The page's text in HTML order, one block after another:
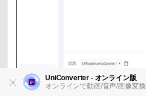
UniConverter - オンライン版
オンラインで動画/音声/画像変換